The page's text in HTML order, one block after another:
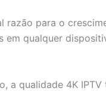
razão para o
em qualquer
a qualidade 4K